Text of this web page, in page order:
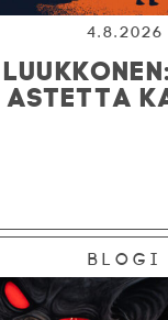
4.8.2026
ASTETTA
Blogi